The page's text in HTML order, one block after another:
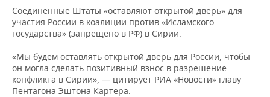
ДЕКЛАРАЦИИ О ДОХОДАХ
ВУЗЫ ТАТАРСТАНА
НОВОСТИ ЭКОНОМИКИ
БАНКИ
ПРОМЫШЛЕННОСТЬ
ПРОМЫШЛЕННОСТИ
АГРОПРОМ
НОВОСТИ НЕДВИЖИМОСТИ
АВТО
Соединенные Штаты «оставляют открытой дверь» для
участия России в коалиции против «Исламского
государства» (запрещено в РФ) в Сирии.
«Мы будем оставлять открытой дверь для России, чтобы
он могла сделать позитивный взнос в разрешение
конфликта в Сирии», — цитирует РИА «Новости» главу
Пентагона Эштона Картера.